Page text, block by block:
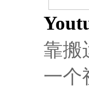
靠搬
一个